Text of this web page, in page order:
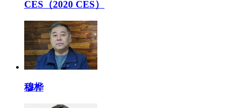
CES（2020 CES）
穆桦